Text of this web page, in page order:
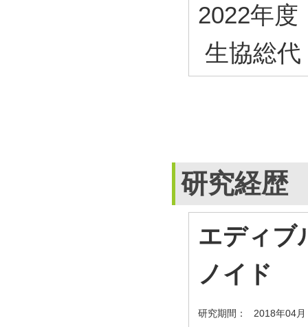
2022年度
生協総代
研究経歴
エディブ
ノイド
研究期間： 2018年04月